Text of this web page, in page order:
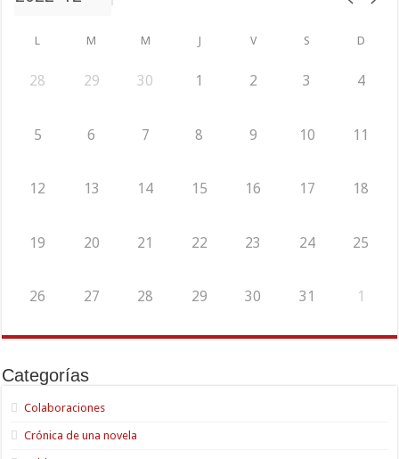
L M M J V S D
28 29 30 1 2 3 4
5 6 7 8 9 10 11
12 13 14 15 16 17 18
19 20 21 22 23 24 25
26 27 28 29 30 31 1
Categorías
Colaboraciones
Crónica de una novela